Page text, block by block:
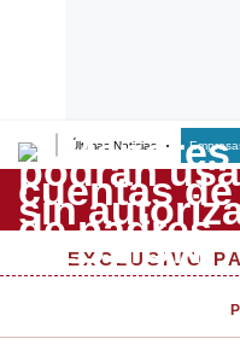
Últimas Noticias
Lo último
Peru Quiosco
Management & Empleo
EXCLUSIVO